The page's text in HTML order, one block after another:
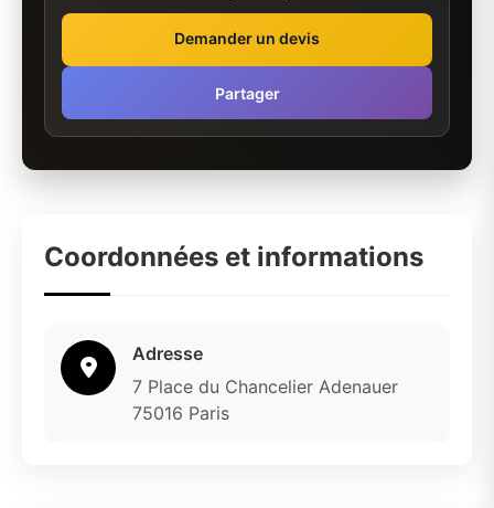
Demander un devis
Partager
Coordonnées et informations
Adresse
7 Place du Chancelier Adenauer
75016 Paris